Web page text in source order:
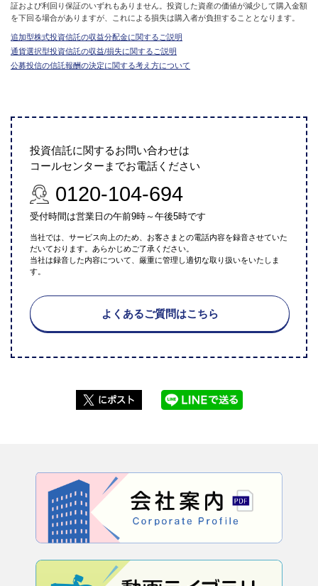
証および利回り保証のいずれもありません。投資した資産の価値が減少して購入金額
を下回る場合がありますが、これによる損失は購入者が負担することとなります。
追加型株式投資信託の収益分配金に関するご説明
通貨選択型投資信託の収益/損失に関するご説明
公募投信の信託報酬の決定に関する考え方について
投資信託に関するお問い合わせは
コールセンターまでお電話ください
0120-104-694
受付時間は営業日の午前9時～午後5時です
当社では、サービス向上のため、お客さまとの電話内容を録音させていた
だいております。あらかじめご了承ください。
当社は録音した内容について、厳重に管理し適切な取り扱いをいたしま
す。
よくあるご質問はこちら